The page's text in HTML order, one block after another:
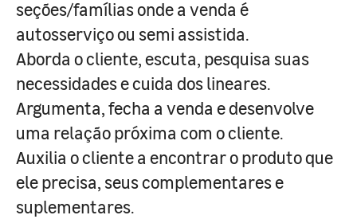
seções/famílias onde a venda é
autosserviço ou semi assistida.
Aborda o cliente, escuta, pesquisa suas
necessidades e cuida dos lineares.
Argumenta, fecha a venda e desenvolve
uma relação próxima com o cliente.
Auxilia o cliente a encontrar o produto que
ele precisa, seus complementares e
suplementares.